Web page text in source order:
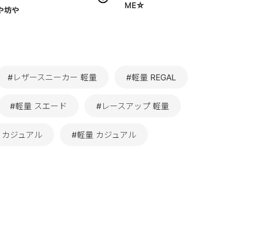
坊や ME☆
#レザースニーカー 軽量 #軽量 REGAL
#軽量 スエード #レースアップ 軽量
ジュアル #軽量 カジュアル